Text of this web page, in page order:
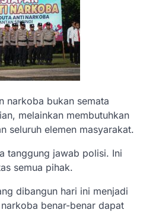
narkoba bukan semata
melainkan membutuhkan
seluruh elemen masyarakat.
tanggung jawab polisi. Ini
semua pihak.
dibangun hari ini menjadi
benar-benar dapat